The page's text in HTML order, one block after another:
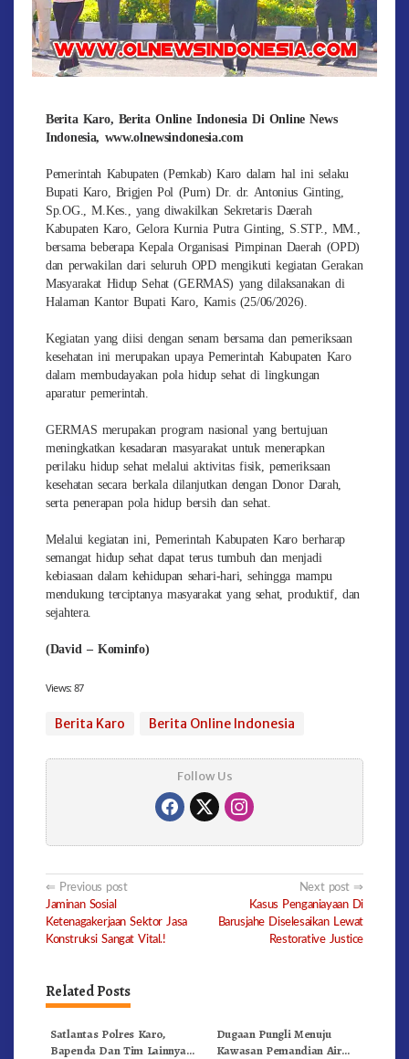
Berita Karo, Berita Online Indonesia Di Online News
Indonesia, www.olnewsindonesia.com
Pemerintah Kabupaten (Pemkab) Karo dalam hal ini selaku
Bupati Karo, Brigjen Pol (Purn) Dr. dr. Antonius Ginting,
Sp.OG., M.Kes., yang diwakilkan Sekretaris Daerah
Kabupaten Karo, Gelora Kurnia Putra Ginting, S.STP., MM.,
bersama beberapa Kepala Organisasi Pimpinan Daerah (OPD)
dan perwakilan dari seluruh OPD mengikuti kegiatan Gerakan
Masyarakat Hidup Sehat (GERMAS) yang dilaksanakan di
Halaman Kantor Bupati Karo, Kamis (25/06/2026).
Kegiatan yang diisi dengan senam bersama dan pemeriksaan
kesehatan ini merupakan upaya Pemerintah Kabupaten Karo
dalam membudayakan pola hidup sehat di lingkungan
aparatur pemerintah.
GERMAS merupakan program nasional yang bertujuan
meningkatkan kesadaran masyarakat untuk menerapkan
perilaku hidup sehat melalui aktivitas fisik, pemeriksaan
kesehatan secara berkala dilanjutkan dengan Donor Darah,
serta penerapan pola hidup bersih dan sehat.
Melalui kegiatan ini, Pemerintah Kabupaten Karo berharap
semangat hidup sehat dapat terus tumbuh dan menjadi
kebiasaan dalam kehidupan sehari-hari, sehingga mampu
mendukung terciptanya masyarakat yang sehat, produktif, dan
sejahtera.
(David – Kominfo)
Views: 87
Berita Karo Berita Online Indonesia
Follow Us
Post
navigation
Previous post
Jaminan Sosial
Ketenagakerjaan Sektor Jasa
Konstruksi Sangat Vital.!
Next post
Kasus Penganiayaan Di
Barusjahe Diselesaikan Lewat
Restorative Justice
Related Posts
Satlantas Polres Karo,
Bapenda Dan Tim Lainnya
Dugaan Pungli Menuju
Kawasan Pemandian Air